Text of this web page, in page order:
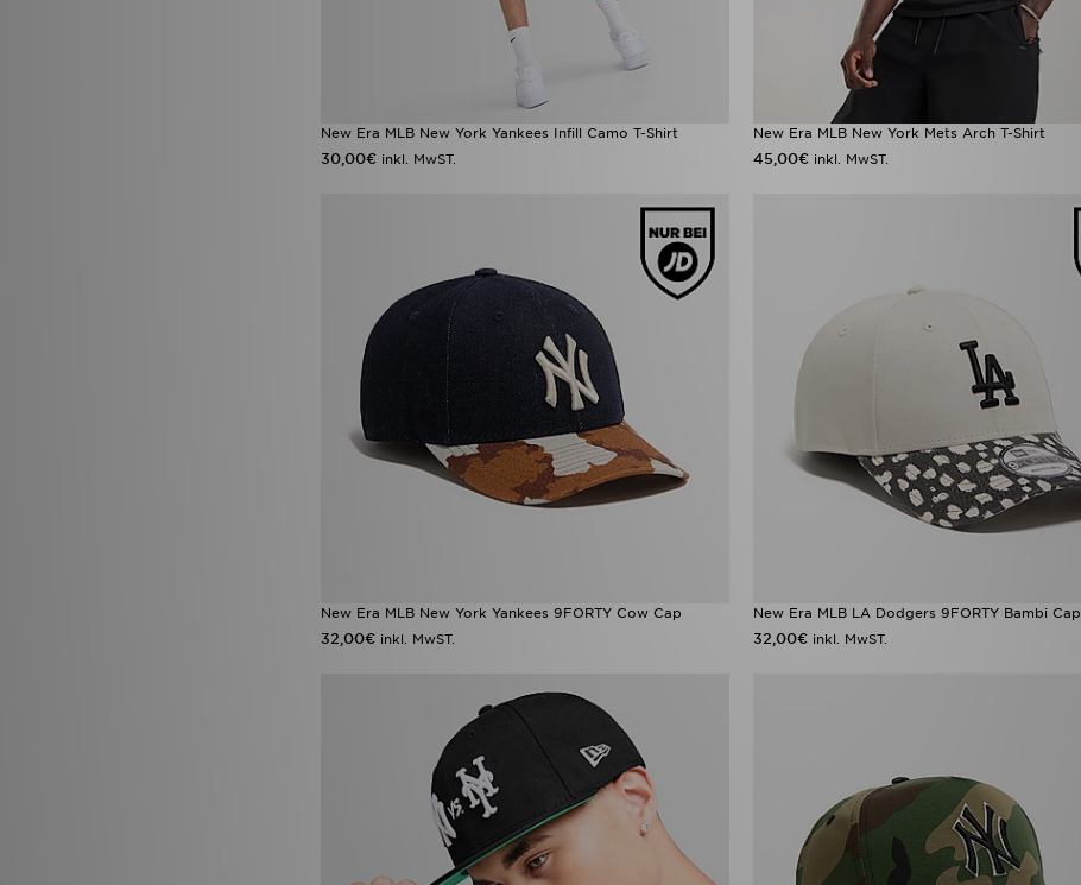
New Era MLB New York Yankees Infill Camo T-Shirt
30,00€ inkl. MwST.
New Era MLB New York Mets Arch T-Shirt
45,00€ inkl. MwST.
New Era MLB New York Yankees 9FORTY Cow Cap
32,00€ inkl. MwST.
New Era MLB LA Dodgers 9FORTY Bambi Cap
32,00€ inkl. MwST.